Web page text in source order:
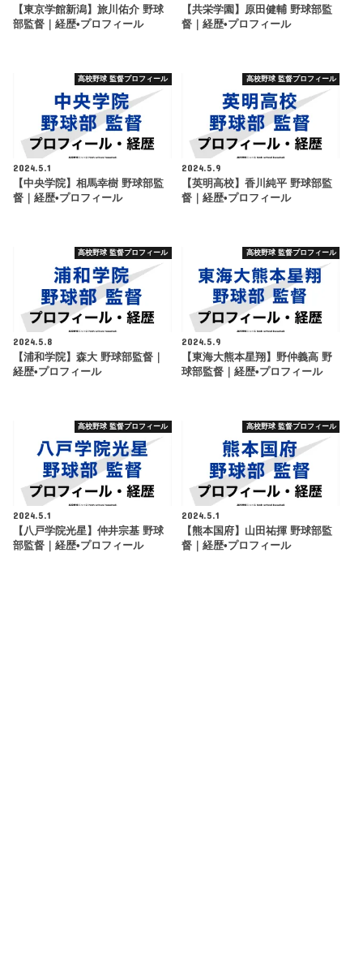
【東京学館新潟】旅川佑介 野球
部監督｜経歴•プロフィール
【共栄学園】原田健輔 野球部監
督｜経歴•プロフィール
高校野球 監督プロフィール
2024.5.1
【中央学院】相馬幸樹 野球部監
督｜経歴•プロフィール
高校野球 監督プロフィール
2024.5.9
【英明高校】香川純平 野球部監
督｜経歴•プロフィール
高校野球 監督プロフィール
2024.5.8
【浦和学院】森大 野球部監督｜
経歴•プロフィール
高校野球 監督プロフィール
2024.5.9
【東海大熊本星翔】野仲義高 野
球部監督｜経歴•プロフィール
高校野球 監督プロフィール
2024.5.1
【八戸学院光星】仲井宗基 野球
部監督｜経歴•プロフィール
高校野球 監督プロフィール
2024.5.1
【熊本国府】山田祐揮 野球部監
督｜経歴•プロフィール